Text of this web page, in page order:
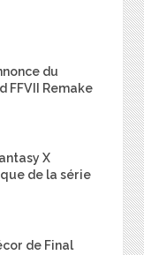
du
FFVII Remake
X
de la série
de Final